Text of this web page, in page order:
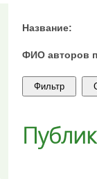
Название:
ФИО авторов